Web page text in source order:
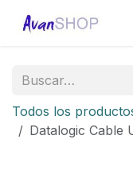
Todos los
Datalogic Cable